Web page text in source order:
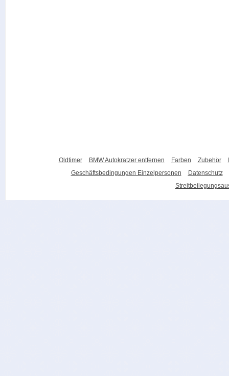
Oldtimer BMW Autokratzer entfernen Farben Zubehör
Geschäftsbedingungen Einzelpersonen
Datenschutz